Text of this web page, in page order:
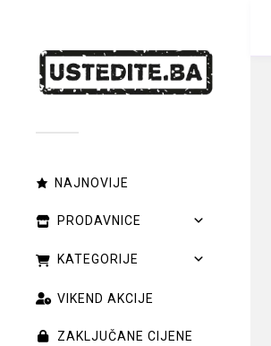
NAJNOVIJE
PRODAVNICE
KATEGORIJE
VIKEND AKCIJE
ZAKLJUČANE CIJENE